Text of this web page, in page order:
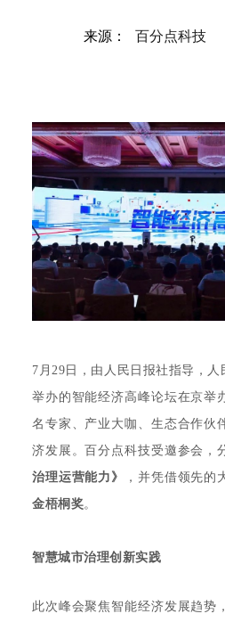
来源： 百分点科技
7月29日，由人民日报社指导，
举办的智能经济高峰论坛在京举
名专家、产业大咖、生态合作伙
济发展。百分点科技受邀参会，
治理运营能力》
，并凭借领先的
金梧桐奖。
智慧城市治理创新实践
此次峰会聚焦智能经济发展趋势